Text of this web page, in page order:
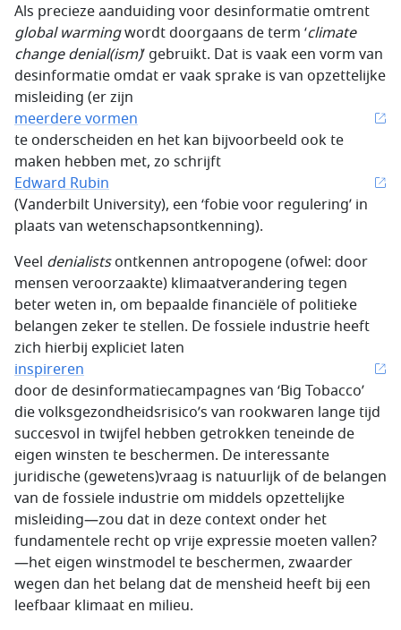
Als precieze aanduiding voor desinformatie omtrent
global warmingwordt doorgaans de term ‘climate
change denial(ism)’ gebruikt. Dat is vaak een vorm van
desinformatie omdat er vaak sprake is van opzettelijke
misleiding (er zijn
meerdere vormen
te onderscheiden en het kan bijvoorbeeld ook te
maken hebben met, zo schrijft
Edward Rubin
(Vanderbilt University), een ‘fobie voor regulering’ in
plaats van wetenschapsontkenning).
Veel denialistsontkennen antropogene (ofwel: door
mensen veroorzaakte) klimaatverandering tegen
beter weten in, om bepaalde financiële of politieke
belangen zeker te stellen. De fossiele industrie heeft
zich hierbij expliciet laten
inspireren
door de desinformatiecampagnes van ‘Big Tobacco’
die volksgezondheidsrisico’s van rookwaren lange tijd
succesvol in twijfel hebben getrokken teneinde de
eigen winsten te beschermen. De interessante
juridische (gewetens)vraag is natuurlijk of de belangen
van de fossiele industrie om middels opzettelijke
misleiding—zou dat in deze context onder het
fundamentele recht op vrije expressie moeten vallen?
—het eigen winstmodel te beschermen, zwaarder
wegen dan het belang dat de mensheid heeft bij een
leefbaar klimaat en milieu.